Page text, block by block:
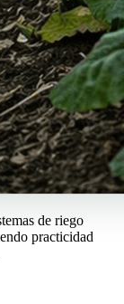
de riego
practicidad